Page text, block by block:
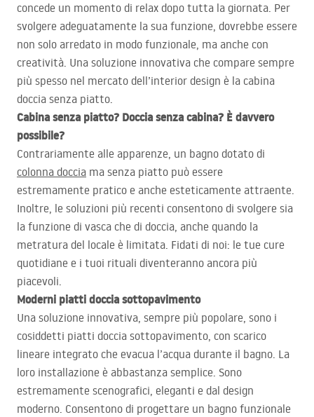
concede un momento di relax dopo tutta la giornata. Per
svolgere adeguatamente la sua funzione, dovrebbe essere
non solo arredato in modo funzionale, ma anche con
creatività. Una soluzione innovativa che compare sempre
più spesso nel mercato dell’interior design è la cabina
doccia senza piatto.
Cabina senza piatto? Doccia senza cabina? È davvero
possibile?
Contrariamente alle apparenze, un bagno dotato di
colonna doccia ma senza piatto può essere
estremamente pratico e anche esteticamente attraente.
Inoltre, le soluzioni più recenti consentono di svolgere sia
la funzione di vasca che di doccia, anche quando la
metratura del locale è limitata. Fidati di noi: le tue cure
quotidiane e i tuoi rituali diventeranno ancora più
piacevoli.
Moderni piatti doccia sottopavimento
Una soluzione innovativa, sempre più popolare, sono i
cosiddetti piatti doccia sottopavimento, con scarico
lineare integrato che evacua l’acqua durante il bagno. La
loro installazione è abbastanza semplice. Sono
estremamente scenografici, eleganti e dal design
moderno. Consentono di progettare un bagno funzionale